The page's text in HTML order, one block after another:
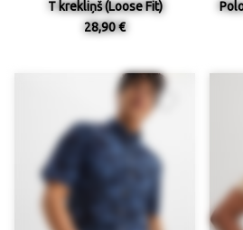
T krekliņš (Loose Fit)
28,90 €